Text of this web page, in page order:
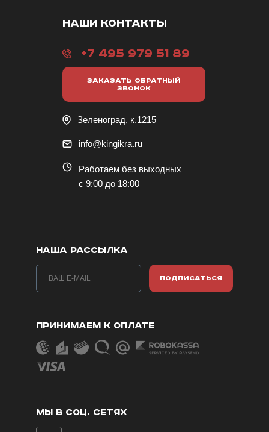
НАШИ КОНТАКТЫ
+7 495 979 51 89
ЗАКАЗАТЬ ОБРАТНЫЙ
ЗВОНОК
Зеленоград, к.1215
info@kingikra.ru
Работаем без выходных
с 9:00 до 18:00
НАША РАССЫЛКА
ПОДПИСАТЬСЯ
ПРИНИМАЕМ К ОПЛАТЕ
МЫ В СОЦ. СЕТЯХ